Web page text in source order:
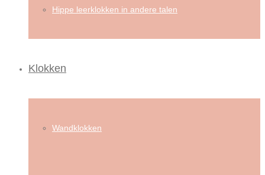
Hippe leerklokken in andere talen
Klokken
Wandklokken